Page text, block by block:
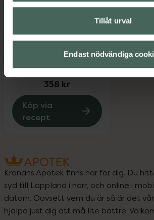
Tillåt urval
Endast nödvändiga
Diza 0,02 mg/3 mg
etinylestradiol,
Filmdragerad ta...
358 kr
Köp via
recept
Kronans Apotek finns här för dig. Du
syd till Lappland i norr, och online i
datorn. Oavsett vem du är så är det
hjälpa just dig att må lite bättre.